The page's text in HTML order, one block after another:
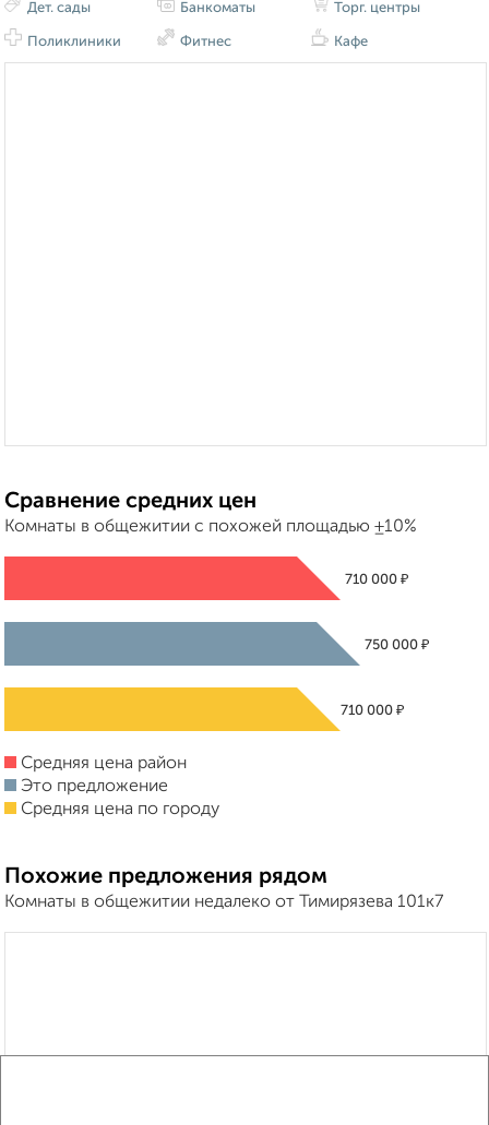
Дет. сады
Поликлиники
Банкоматы
Фитнес
Торг. центры
Кафе
Сравнение средних цен
Комнаты в общежитии с похожей площадью ±10%
710 000₽
750 000 ₽
710 000₽
Средняя цена район
Это предложение
Средняя цена по городу
Похожие предложения рядом
Комнаты в общежитии недалеко от Тимирязева 101к7